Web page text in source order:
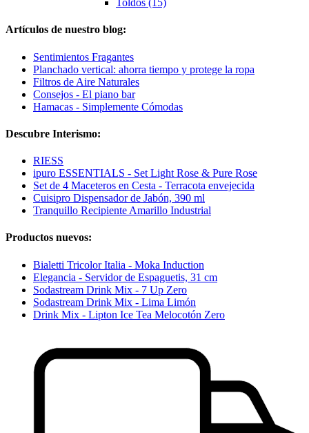
Toldos (15)
Artículos de nuestro blog:
Sentimientos Fragantes
Planchado vertical: ahorra tiempo y protege la ropa
Filtros de Aire Naturales
Consejos - El piano bar
Hamacas - Simplemente Cómodas
Descubre Interismo:
RIESS
ipuro ESSENTIALS - Set Light Rose & Pure Rose
Set de 4 Maceteros en Cesta - Terracota envejecida
Cuisipro Dispensador de Jabón, 390 ml
Tranquillo Recipiente Amarillo Industrial
Productos nuevos:
Bialetti Tricolor Italia - Moka Induction
Elegancia - Servidor de Espaguetis, 31 cm
Sodastream Drink Mix - 7 Up Zero
Sodastream Drink Mix - Lima Limón
Drink Mix - Lipton Ice Tea Melocotón Zero